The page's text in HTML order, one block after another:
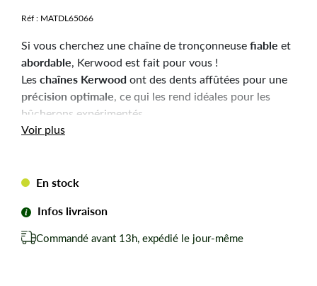
Réf : MATDL65066
Si vous cherchez une chaîne de tronçonneusefiable et
abordable, Kerwood est fait pour vous !
Leschaînes Kerwoodont des dents affûtées pour une
précision optimale, ce qui les rend idéales pour les
bûcherons expérimentés.
Durabilité
Chaîne tronçonneuse Kerwood pour amateurs avertis
du bûcheronnage.
Pour HUSQVARNA 235.
Voir plus
En stock
Infos livraison
Commandé avant 13h, expédié le jour-même